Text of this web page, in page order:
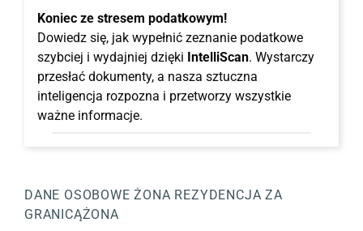
Koniec ze stresem podatkowym!
Dowiedz się, jak wypełnić zeznanie podatkowe
szybciej i wydajniej dzięki IntelliScan. Wystarczy
przesłać dokumenty, a nasza sztuczna
inteligencja rozpozna i przetworzy wszystkie
ważne informacje.
DANE OSOBOWE ŻONA REZYDENCJA ZA
GRANICĄŻONA